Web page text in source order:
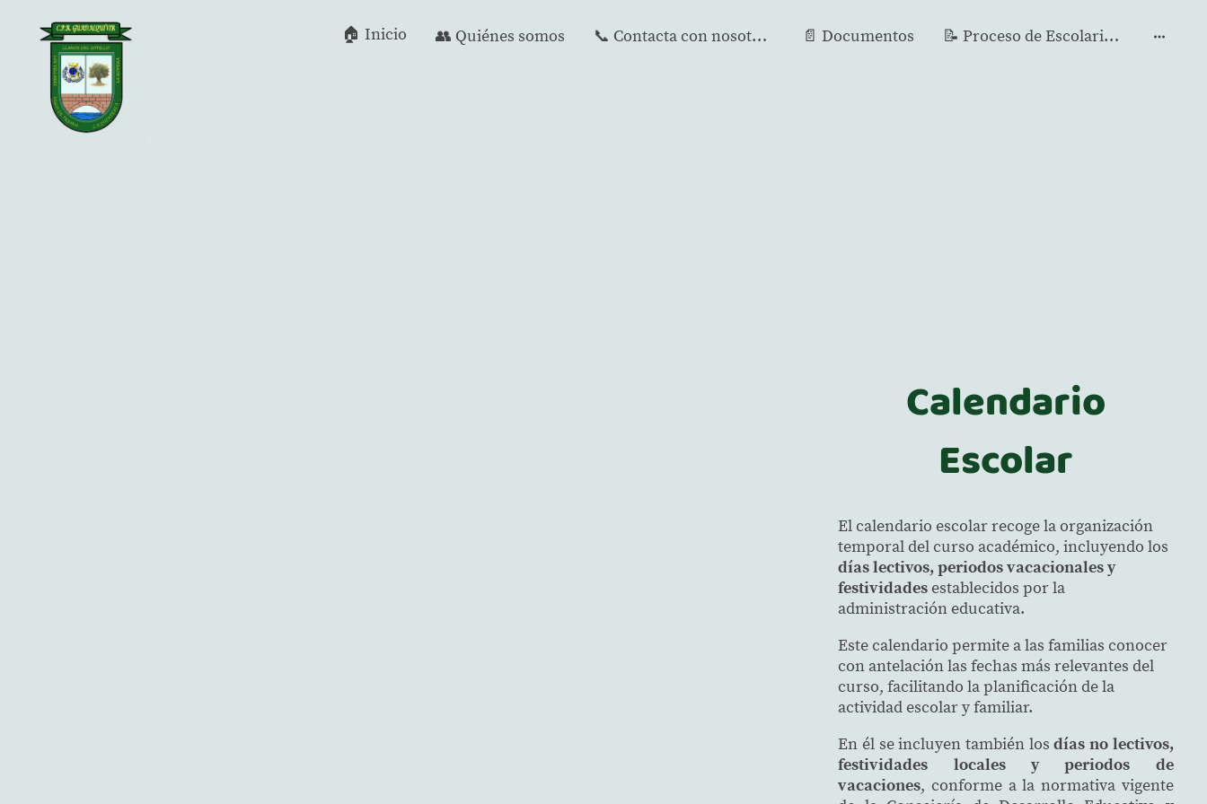
🏠 Inicio 👥 Quiénes somos 📞 Contacta con nosotros 📄 Documentos 📝 Proceso de Escolarización
Calendario
Escolar
El calendario escolar recoge la organización
temporal del curso académico, incluyendo los
días lectivos, periodos vacacionales y
festividades establecidos por la
administración educativa.
Este calendario permite a las familias conocer
con antelación las fechas más relevantes del
curso, facilitando la planificación de la
actividad escolar y familiar.
En él se incluyen también losdías no lectivos,
festividades locales y periodos de
vacaciones, conforme a la normativa vigente